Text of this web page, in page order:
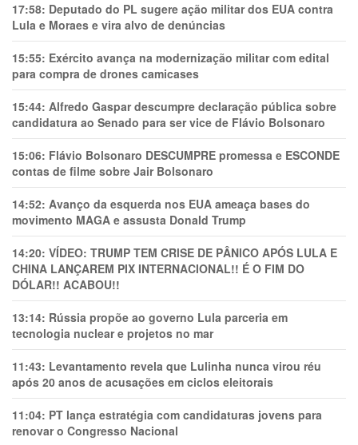
17:58: Deputado do PL sugere ação militar dos EUA contra
Lula e Moraes e vira alvo de denúncias
15:55: Exército avança na modernização militar com edital
para compra de drones camicases
15:44: Alfredo Gaspar descumpre declaração pública sobre
candidatura ao Senado para ser vice de Flávio Bolsonaro
15:06: Flávio Bolsonaro DESCUMPRE promessa e ESCONDE
contas de filme sobre Jair Bolsonaro
14:52: Avanço da esquerda nos EUA ameaça bases do
movimento MAGA e assusta Donald Trump
14:20: VÍDEO: TRUMP TEM CRlSE DE PÂNlCO APÓS LULA E
CHINA LANÇAREM PIX INTERNACIONAL!! É O FIM DO
DÓLAR!! ACABOU!!
13:14: Rússia propõe ao governo Lula parceria em
tecnologia nuclear e projetos no mar
11:43: Levantamento revela que Lulinha nunca virou réu
após 20 anos de acusações em ciclos eleitorais
11:04: PT lança estratégia com candidaturas jovens para
renovar o Congresso Nacional